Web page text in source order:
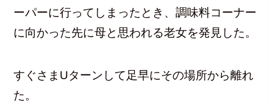
ーパーに行ってしまったとき、調味料コーナー
に向かった先に母と思われる老女を発見した。
すぐさまUターンして足早にその場所から離れ
た。